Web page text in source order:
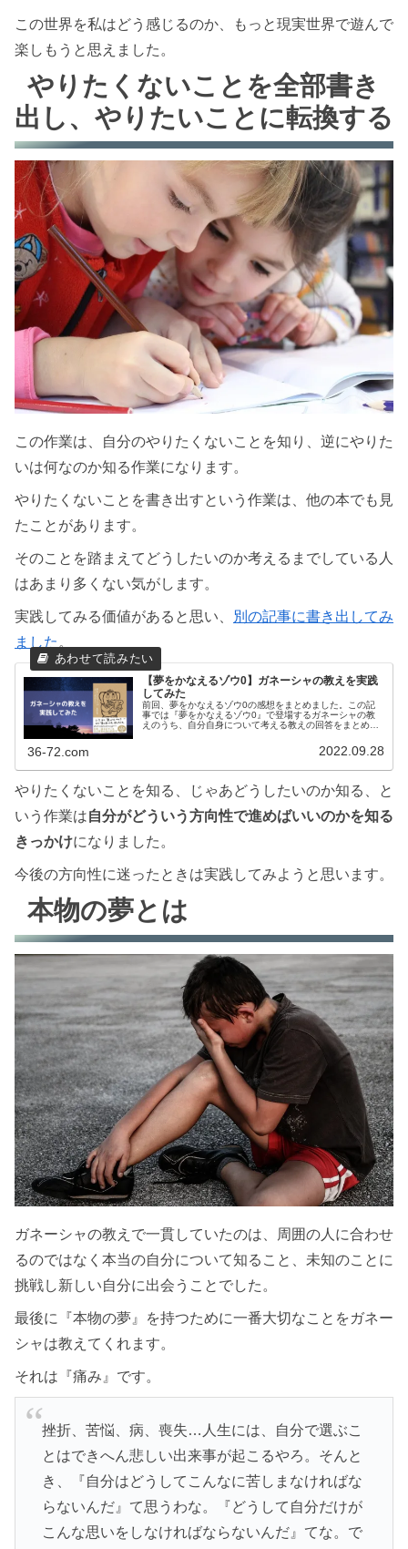
この世界を私はどう感じるのか、もっと現実世界で遊んで
楽しもうと思えました。
やりたくないことを全部書き
出し、やりたいことに転換する
この作業は、自分のやりたくないことを知り、逆にやりた
いは何なのか知る作業になります。
やりたくないことを書き出すという作業は、他の本でも見
たことがあります。
そのことを踏まえてどうしたいのか考えるまでしている人
はあまり多くない気がします。
実践してみる価値があると思い、
別の記事に書き出してみ
ました 。
【夢をかなえるゾウ0】ガネーシャの教えを実践
してみた
前回、夢をかなえるゾウ0の感想をまとめました。この記
事では『夢をかなえるゾウ0』で登場するガネーシャの教
えのうち、自分自身について考える教えの回答をまとめま
36-72.com 2022.09.28
やりたくないことを知る、じゃあどうしたいのか知る、と
いう作業は自分がどういう方向性で進めばいいのかを知る
きっかけになりました。
今後の方向性に迷ったときは実践してみようと思います。
本物の夢とは
ガネーシャの教えで一貫していたのは、周囲の人に合わせ
るのではなく本当の自分について知ること、未知のことに
挑戦し新しい自分に出会うことでした。
最後に『本物の夢』を持つために一番大切なことをガネー
シャは教えてくれます。
それは『痛み』です。
挫折、苦悩、病、喪失…人生には、自分で選ぶこ
とはできへん悲しい出来事が起こるやろ。そんと
き、『自分はどうしてこんなに苦しまなければな
らないんだ』て思うわな。『どうして自分だけが
こんな思いをしなければならないんだ』てな。で